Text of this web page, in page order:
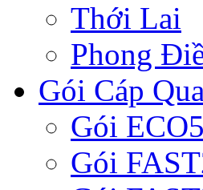
Thới Lai
Phong
Gói Cáp
Gói
Gói